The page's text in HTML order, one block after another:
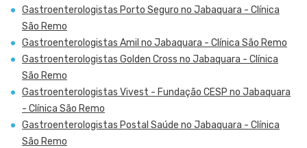
Gastroenterologistas Porto Seguro no Jabaquara - Clínica
São Remo
Gastroenterologistas Amil no Jabaquara - Clínica São Remo
Gastroenterologistas Golden Cross no Jabaquara - Clínica
São Remo
Gastroenterologistas Vivest - Fundação CESP no Jabaquara
- Clínica São Remo
Gastroenterologistas Postal Saúde no Jabaquara - Clínica
São Remo